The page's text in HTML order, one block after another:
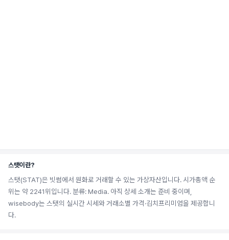
스탯이란?
스탯(STAT)은 빗썸에서 원화로 거래할 수 있는 가상자산입니다. 시가총액 순
위는 약 2241위입니다. 분류: Media. 아직 상세 소개는 준비 중이며,
wisebody는 스탯의 실시간 시세와 거래소별 가격·김치프리미엄을 제공합니
다.